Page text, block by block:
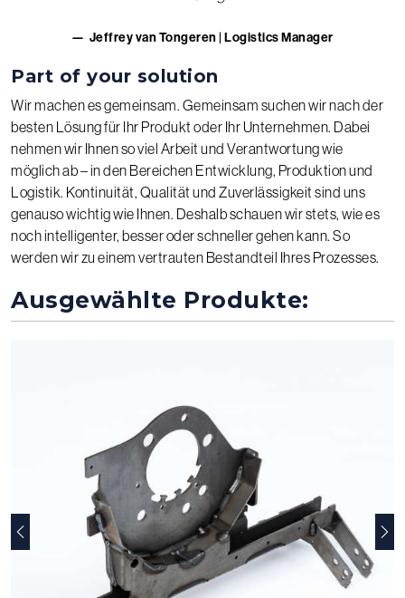
Jeffrey van Tongeren | Logistics Manager
Part of your solution
Wir machen es gemeinsam. Gemeinsam suchen wir nach der
besten Lösung für Ihr Produkt oder Ihr Unternehmen. Dabei
nehmen wir Ihnen so viel Arbeit und Verantwortung wie
möglich ab – in den Bereichen Entwicklung, Produktion und
Logistik. Kontinuität, Qualität und Zuverlässigkeit sind uns
genauso wichtig wie Ihnen. Deshalb schauen wir stets, wie es
noch intelligenter, besser oder schneller gehen kann. So
werden wir zu einem vertrauten Bestandteil Ihres Prozesses.
Ausgewählte Produkte:
Vorherige